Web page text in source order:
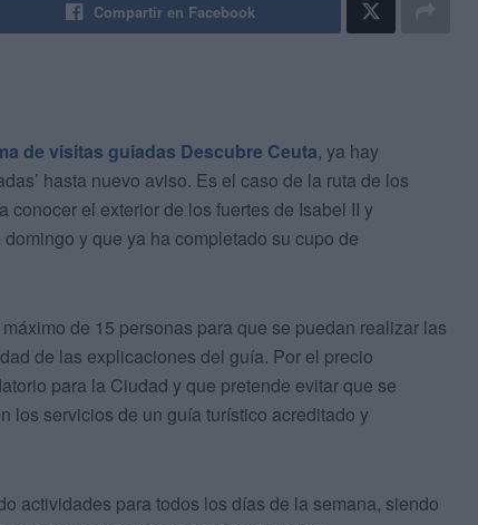
Compartir en Facebook
de visitas guiadas Descubre Ceuta, ya hay
hasta nuevo aviso. Es el caso de la ruta de los
conocer el exterior de los fuertes de Isabel II y
y que ya ha completado su cupo de
de 15 personas para que se puedan realizar las
de las explicaciones del guía. Por el precio
para la Ciudad y que pretende evitar que se
los servicios de un guía turístico acreditado y
actividades para todos los días de la semana, siendo